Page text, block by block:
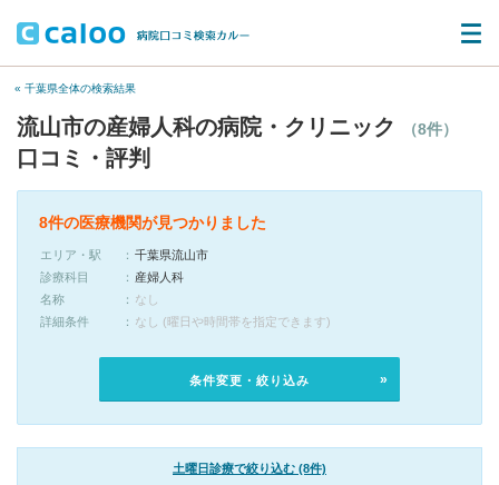
« 千葉県全体の検索結果
流山市の産婦人科の病院・クリニック （8件）
口コミ・評判
8件の医療機関が見つかりました
エリア・駅
千葉県流山市
診療科目
産婦人科
名称
なし
詳細条件
なし (曜日や時間帯を指定できます)
条件変更・絞り込み
土曜日診療で絞り込む (8件)